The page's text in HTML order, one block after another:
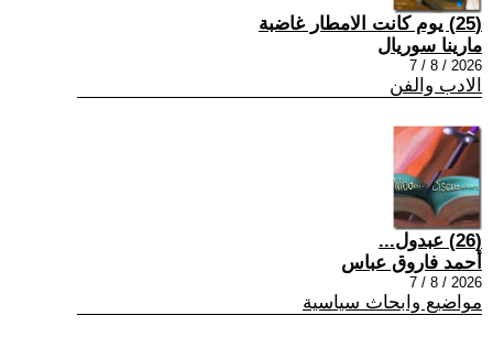
(25) يوم كانت الامطار غاضبة
مارينا سوريال
2026 / 8 / 7
الادب والفن
(26) عبدول...
أحمد فاروق عباس
2026 / 8 / 7
مواضيع وابحاث سياسية